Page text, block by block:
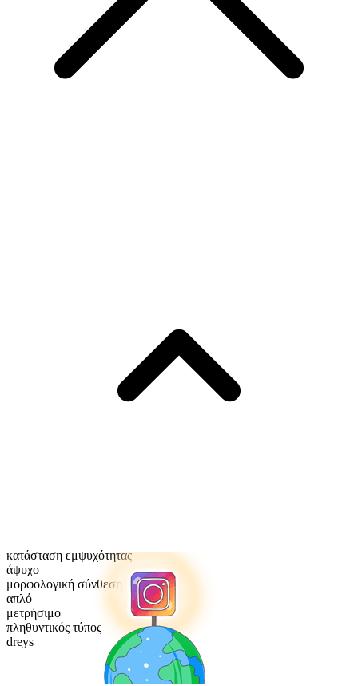
κατάσταση εμψυχότητας
άψυχο
μορφολογική σύνθεση
απλό
μετρήσιμο
πληθυντικός τύπος
dreys